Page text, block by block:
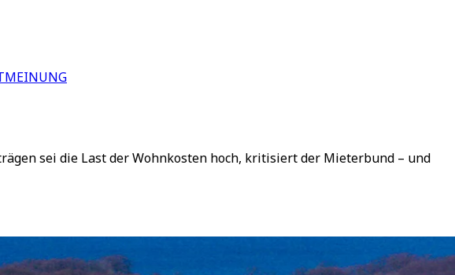
MEINUNG
sei die Last der Wohnkosten hoch, kritisiert der Mieterbund – und